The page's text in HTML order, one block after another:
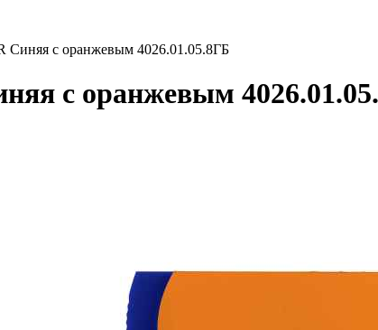
с оранжевым 4026.01.05.8ГБ
с оранжевым